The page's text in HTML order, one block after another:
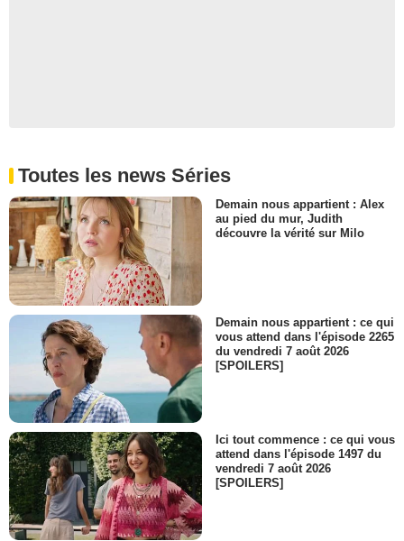
Toutes les news Séries
Demain nous appartient : Alex
au pied du mur, Judith
découvre la vérité sur Milo
Demain nous appartient : ce qui
vous attend dans l'épisode 2265
du vendredi 7 août 2026
[SPOILERS]
Ici tout commence : ce qui vous
attend dans l'épisode 1497 du
vendredi 7 août 2026
[SPOILERS]